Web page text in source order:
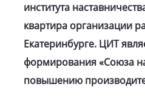
института
квартира организации
Екатеринбурге. ЦИТ
формирования «Союза
повышению